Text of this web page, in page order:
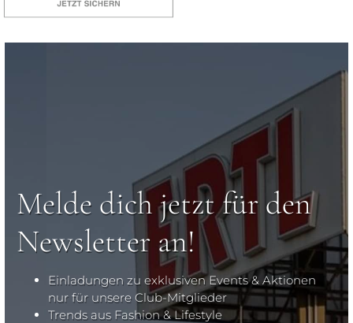
Melde dich jetzt für den
Newsletter an!
Einladungen zu exklusiven Events & Aktionen
nur für unsere Club-Mitglieder
Trends aus Fashion & Lifestyle